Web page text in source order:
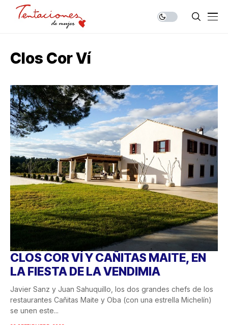
Clos Cor Ví
CLOS COR VÍ Y CAÑITAS MAITE, EN
LA FIESTA DE LA VENDIMIA
Javier Sanz y Juan Sahuquillo, los dos grandes chefs de los
restaurantes Cañitas Maite y Oba (con una estrella Michelín)
se unen este...